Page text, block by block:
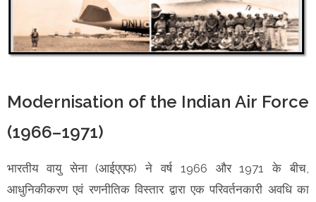
Modernisation of the Indian Air Force
(1966–1971)
भारतीय वायु सेना (आईएएफ) ने वर्ष 1966 और 1971 के बीच,
आधुनिकीकरण एवं रणनीतिक विस्तार द्वारा एक परिवर्तनकारी अवधि का